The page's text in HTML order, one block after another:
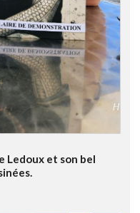
Ledoux et son bel